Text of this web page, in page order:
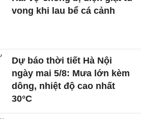
vong khi lau bể cá cảnh
Dự báo thời tiết Hà Nội
ngày mai 5/8: Mưa lớn kèm
dông, nhiệt độ cao nhất
30°C